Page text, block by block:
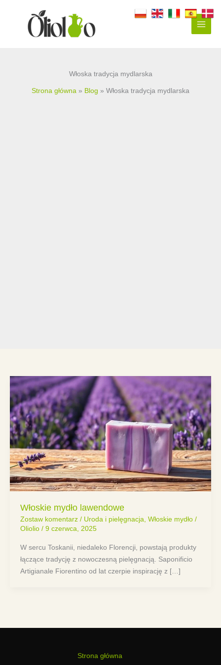
Włoska tradycja mydlarska
Strona główna Blog Włoska tradycja mydlarska
Włoskie mydło lawendowe
Zostaw komentarz / Uroda i pielęgnacja, Włoskie mydło/
Oliolio / 9 czerwca, 2025
W sercu Toskanii, niedaleko Florencji, powstają produkty
łączące tradycję z nowoczesną pielęgnacją. Saponificio
Artigianale Fiorentino od lat czerpie inspirację z […]
Strona główna